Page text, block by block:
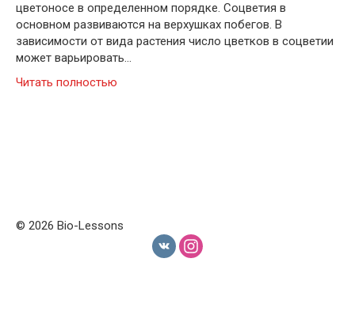
цветоносе в определенном порядке. Соцветия в
основном развиваются на верхушках побегов. В
зависимости от вида растения число цветков в соцветии
может варьировать…
Читать полностью
© 2026 Bio-Lessons